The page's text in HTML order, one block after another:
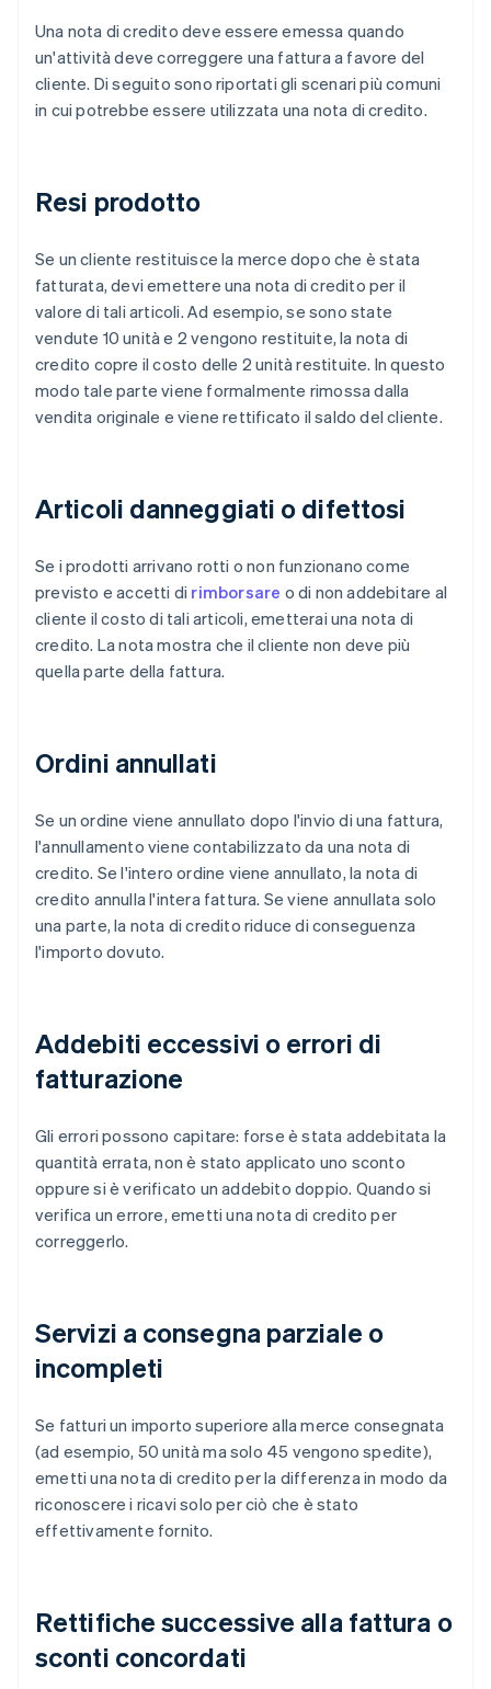
Una nota di credito deve essere emessa quando
un'attività deve correggere una fattura a favore del
cliente. Di seguito sono riportati gli scenari più comuni
in cui potrebbe essere utilizzata una nota di credito.
Resi prodotto
Se un cliente restituisce la merce dopo che è stata
fatturata, devi emettere una nota di credito per il
valore di tali articoli. Ad esempio, se sono state
vendute 10 unità e 2 vengono restituite, la nota di
credito copre il costo delle 2 unità restituite. In questo
modo tale parte viene formalmente rimossa dalla
vendita originale e viene rettificato il saldo del cliente.
Articoli danneggiati o difettosi
Se i prodotti arrivano rotti o non funzionano come
previsto e accetti di rimborsare o di non addebitare al
cliente il costo di tali articoli, emetterai una nota di
credito. La nota mostra che il cliente non deve più
quella parte della fattura.
Ordini annullati
Se un ordine viene annullato dopo l'invio di una fattura,
l'annullamento viene contabilizzato da una nota di
credito. Se l'intero ordine viene annullato, la nota di
credito annulla l'intera fattura. Se viene annullata solo
una parte, la nota di credito riduce di conseguenza
l'importo dovuto.
Addebiti eccessivi o errori di
fatturazione
Gli errori possono capitare: forse è stata addebitata la
quantità errata, non è stato applicato uno sconto
oppure si è verificato un addebito doppio. Quando si
verifica un errore, emetti una nota di credito per
correggerlo.
Servizi a consegna parziale o
incompleti
Se fatturi un importo superiore alla merce consegnata
(ad esempio, 50 unità ma solo 45 vengono spedite),
emetti una nota di credito per la differenza in modo da
riconoscere i ricavi solo per ciò che è stato
effettivamente fornito.
Rettifiche successive alla fattura o
sconti concordati